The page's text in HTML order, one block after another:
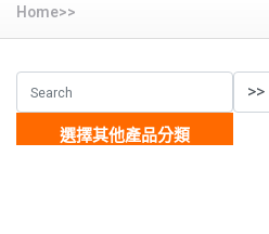
Home>>
選擇其他產品分類